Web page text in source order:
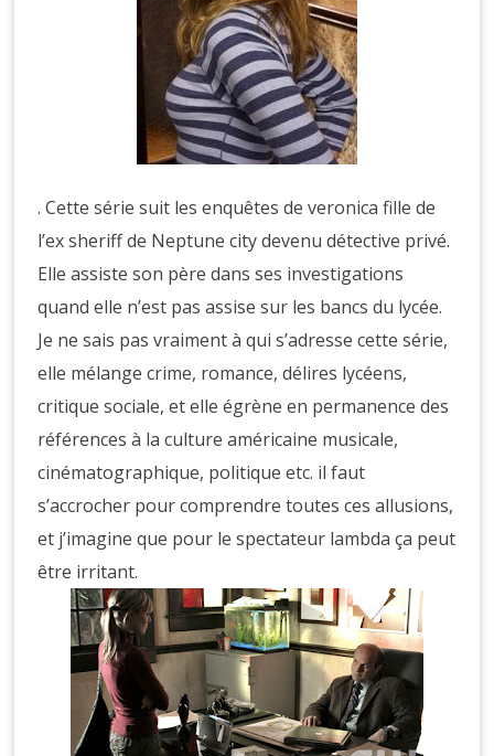
. Cette série suit les enquêtes de veronica fille de
l’ex sheriff de Neptune city devenu détective privé.
Elle assiste son père dans ses investigations
quand elle n’est pas assise sur les bancs du lycée.
Je ne sais pas vraiment à qui s’adresse cette série,
elle mélange crime, romance, délires lycéens,
critique sociale, et elle égrène en permanence des
références à la culture américaine musicale,
cinématographique, politique etc. il faut
s’accrocher pour comprendre toutes ces allusions,
et j’imagine que pour le spectateur lambda ça peut
être irritant.